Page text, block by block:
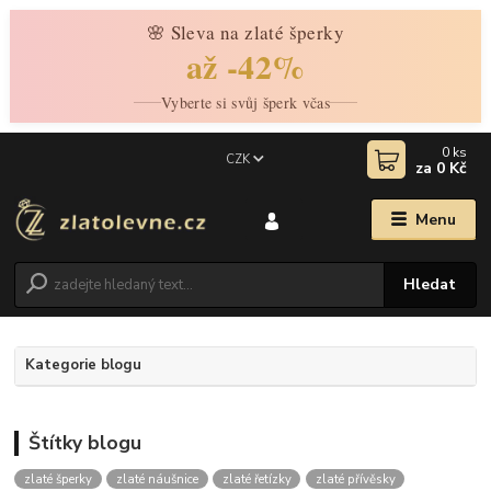
🌸 Sleva na zlaté šperky
až -42%
Vyberte si svůj šperk včas
Menu
CZK
Hledat
0 ks
za 0 Kč
Kategorie blogu
Štítky blogu
zlaté šperky zlaté náušnice zlaté řetízky
zlaté přívěsky